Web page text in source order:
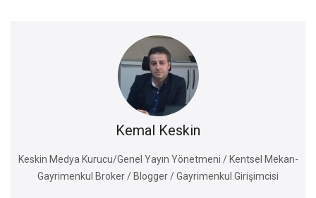
Kemal Keskin
Keskin Medya Kurucu/Genel Yayın Yönetmeni / Kentsel Mekan-
Gayrimenkul Broker / Blogger / Gayrimenkul Girişimcisi